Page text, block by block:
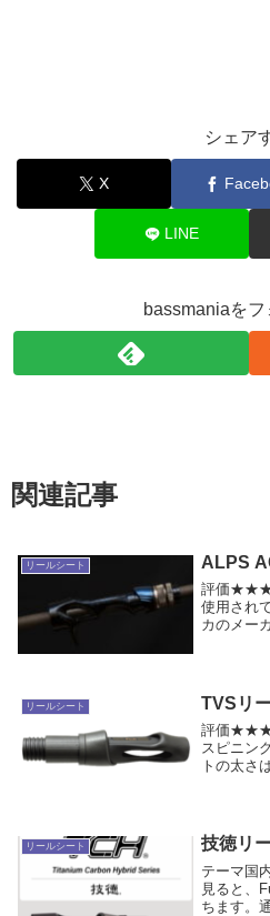
シェア
X
LINE
bassmaniaをフ
関連記事
リールシート ALPS
評価
使用され
カのメー
0.5m...
リールシート TVSリ
評価
スピニン
トの太さ
右にあり
リールシート 技徳リ
テーマ国
見ると、
ちます。